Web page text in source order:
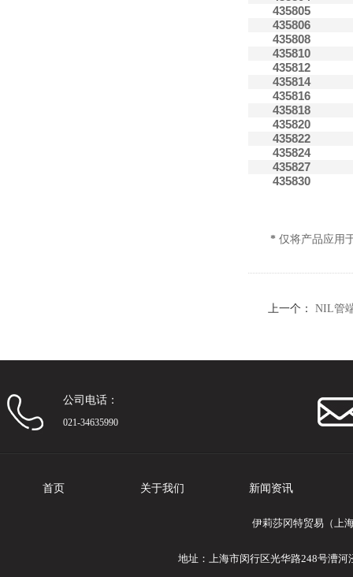
435805
435806
435808
435810
435812
435814
435816
435818
435820
435822
435824
435827
435830
* 仅将产品应用
上一个： NIL管
公司电话：
021-34635990
首页 关于我们 新闻资讯
伊莉莎冈特贸易（上
地址：上海市闵行区光华路248号漕